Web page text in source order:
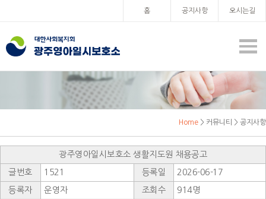
홈 공지사항 오시는길
Home > 커뮤니티 > 공지사항
광주영아일시보호소 생활지도원 채용공고
글번호 1521 등록일 2026-06-17
등록자 운영자 조회수 914명